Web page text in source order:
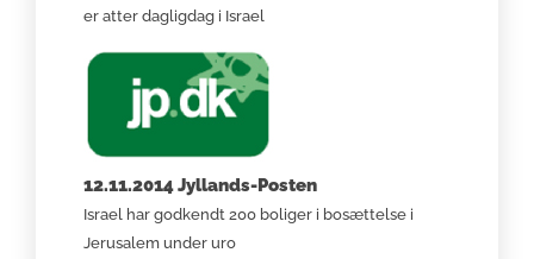
er atter dagligdag i Israel
12.11.2014 Jyllands-Posten
Israel har godkendt 200 boliger i bosættelse i
Jerusalem under uro